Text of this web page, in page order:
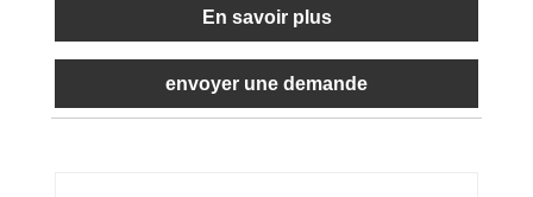
En savoir plus
envoyer une demande